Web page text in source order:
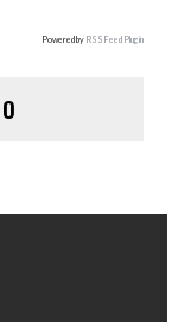
Powered by RSS Feed Plugin